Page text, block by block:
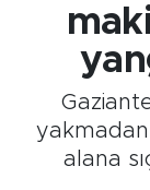
yakmadan
alana
Son
Haber